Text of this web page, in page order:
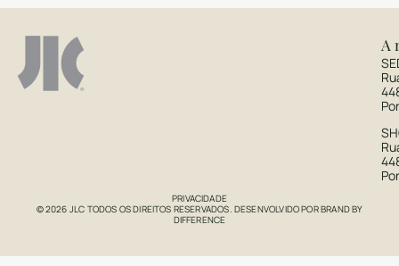
A
PRIVACIDADE
© 2026 JLC TODOS OS DIREITOS RESERVADOS. DESENVOLVIDO PORBRAND BY
DIFFERENCE